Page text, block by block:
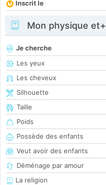
Inscrit le
Mon physique et+
Je cherche
Les yeux
Les cheveux
Silhouette
Taille
Poids
Possède des enfants
Veut avoir des enfants
Déménage par amour
La religion